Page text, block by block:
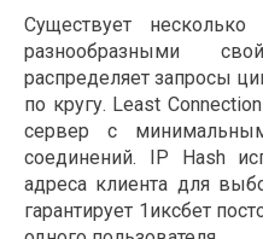
Существует
разнообразными
распределяет запросы
по кругу. Least
сервер с
соединений. IP Hash
адреса клиента для
гарантирует 1иксбет